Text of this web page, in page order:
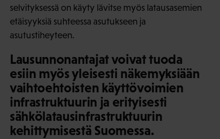
selvityksessä on käyty lävitse myös latausasemien
etäisyyksiä suhteessa asutukseen ja
asutustiheyteen.
Lausunnonantajat voivat tuoda
esiin myös yleisesti näkemyksiään
vaihtoehtoisten käyttövoimien
infrastruktuurin ja erityisesti
sähkölatausinfrastruktuurin
kehittymisestä Suomessa.